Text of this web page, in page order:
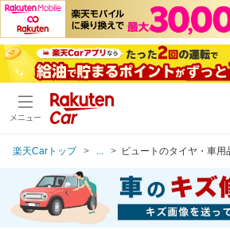
メニュー
楽天Carトップ ビュートのタイヤ・車用